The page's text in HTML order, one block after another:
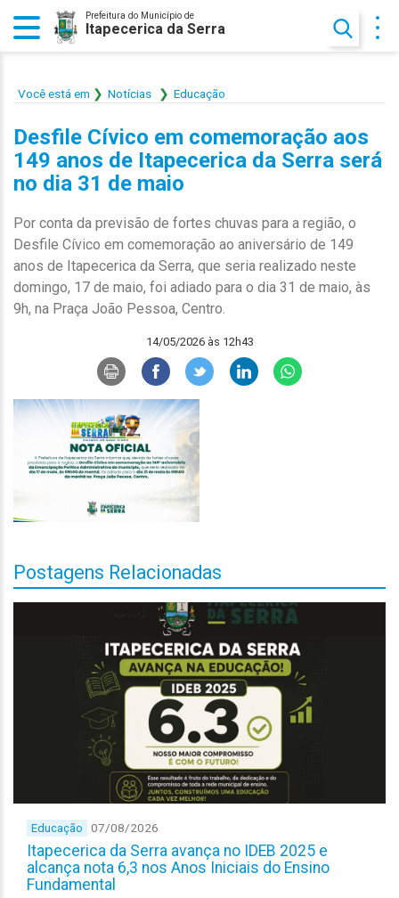
Prefeitura do Município de
Itapecerica da Serra
Você está em Notícias Educação
Desfile Cívico em comemoração aos
149 anos de Itapecerica da Serra será
no dia 31 de maio
Por conta da previsão de fortes chuvas para a região, o
Desfile Cívico em comemoração ao aniversário de 149
anos de Itapecerica da Serra, que seria realizado neste
domingo, 17 de maio, foi adiado para o dia 31 de maio, às
9h, na Praça João Pessoa, Centro.
14/05/2026 às 12h43
Postagens Relacionadas
Educação 07/08/2026
Itapecerica da Serra avança no IDEB 2025 e
alcança nota 6,3 nos Anos Iniciais do Ensino
Fundamental